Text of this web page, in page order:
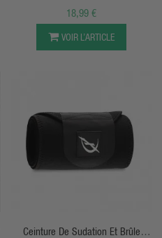
HARDER"
18,99 €
VOIR L’ARTICLE
Ceinture De Sudation Et Brûle